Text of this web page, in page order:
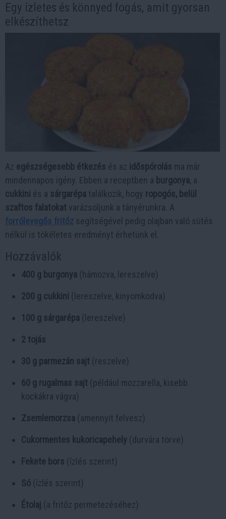
Egy ízletes és könnyed fogás, amit gyorsan
elkészíthetsz
Az egészségesebb étkezés és az időspórolás ma már
mindennapos igény. Ebben a receptben a burgonya, a
cukkini és a sárgarépa találkozik, hogy ropogós, belül
szaftos falatokat varázsoljunk a tányérunkra. A
forrólevegős fritőz segítségével pedig olajban való sütés
nélkül is tökéletes eredményt érhetünk el.
Hozzávalók
400 g burgonya (hámozva, lereszelve)
200 g cukkini (lereszelve, kinyomkodva)
100 g sárgarépa (lereszelve)
2 tojás
30 g parmezán sajt (reszelve)
60 g rugalmas sajt (például mozzarella, kisebb
kockákra vágva)
Zsemlemorzsa (amennyit felvesz)
Cukormentes kukoricapehely (durvára törve)
Fekete bors (ízlés szerint)
Só (ízlés szerint)
Étolaj (a fritőz permetezéséhez)